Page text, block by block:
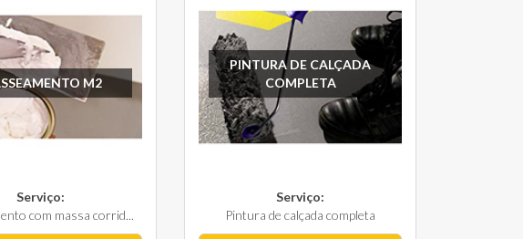
M2
Serviço:
com massa corrid...
PINTURA DE CALÇADA
COMPLETA
Serviço:
Pintura de calçada completa